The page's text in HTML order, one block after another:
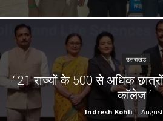
उत्तराखंड
‘ 21 राज्यों के 500 से अधिक
काॅलेज ‘
Indresh Kohli -